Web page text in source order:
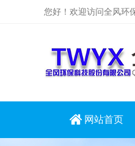
您好！欢迎访问全风环
网站首页